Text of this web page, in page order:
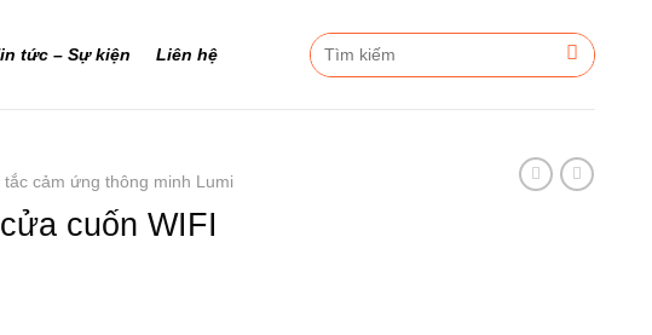
tức – Sự kiện Liên hệ
Tìm
kiếm:
tắc cảm ứng thông minh Lumi
cuốn WIFI